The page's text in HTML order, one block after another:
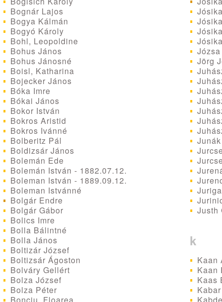
Bognár Lajos
Bogya Kálmán
Bogyó Károly
Bohl, Leopoldine
Bohus János
Bohus Jánosné
Boisl, Katharina
Bojecker János
Bóka Imre
Bókai János
Bokor István
Bokros Aristid
Bokros Ivánné
Bolberitz Pál
Boldizsár János
Bolemán Ede
Bolemán István - 1882.07.12.
Boleman István - 1889.09.12.
Boleman Istvánné
Bolgár Endre
Bolgár Gábor
Bolics Imre
Bolla Bálintné
Bolla János
Boltizár József
Boltizsár Ágoston
Bolváry Gellért
Bolza József
Bolza Péter
Jörg
Justh
k
Kaan
Kaan
Kaas